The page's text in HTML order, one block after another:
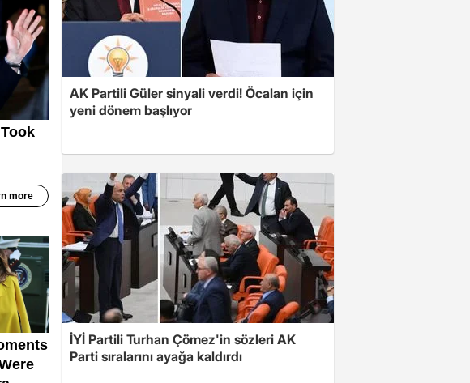
AK Partili Güler sinyali verdi! Öcalan için
yeni dönem başlıyor
İYİ Partili Turhan Çömez'in sözleri AK
Parti sıralarını ayağa kaldırdı